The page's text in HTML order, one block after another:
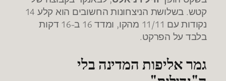
קטש. בשלושת הניצחונות החשובים הוא קלע 14
נקודות עם 11/11 מהקו, ומדד 16 ב-16 דקות
בלבד על הפרקט.
גמר אליפות המדינה בלי